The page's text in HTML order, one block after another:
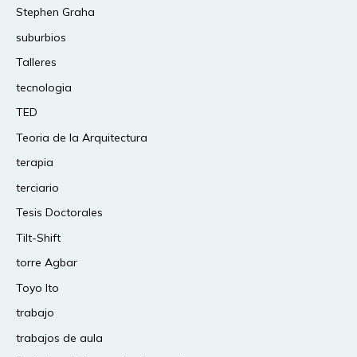
Stephen Graha
suburbios
Talleres
tecnologia
TED
Teoria de la Arquitectura
terapia
terciario
Tesis Doctorales
Tilt-Shift
torre Agbar
Toyo Ito
trabajo
trabajos de aula